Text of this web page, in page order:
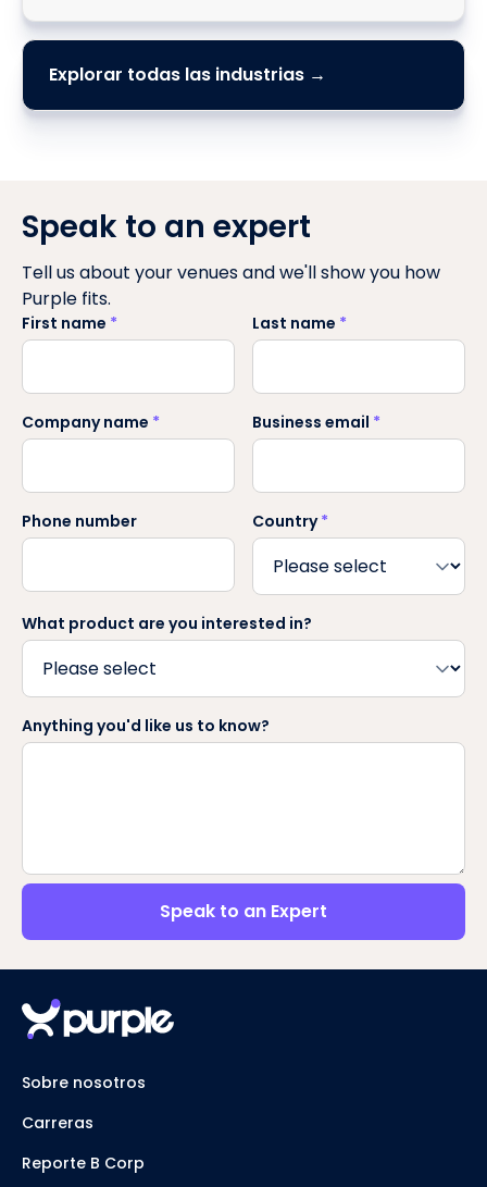
Explorar todas las industrias →
Speak to an expert
Tell us about your venues and we'll show you how
Purple fits.
First name * Last name *
Company name * Business email *
Phone number Country*
What product are you interested in?
Anything you'd like us to know?
Speak to an Expert
Sobre nosotros
Carreras
Reporte B Corp